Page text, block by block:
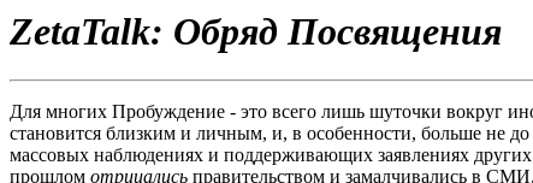
ZetaTalk: Обряд Посвящения
Для многих Пробуждение - это всего лишь шуточки вокруг
становится близким и личным, и, в особенности, больше не
массовых наблюдениях и поддерживающих заявлениях
прошлом отрицались правительством и замалчивались в